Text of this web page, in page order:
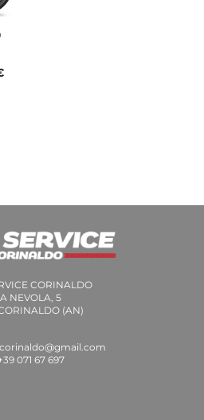
CORINALDO
NEVOLA, 5
(AN)
071 67 697